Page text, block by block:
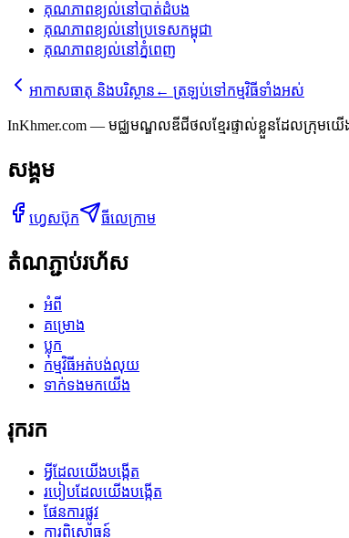
គុណភាពខ្យល់នៅបាត់ដំបង
គុណភាពខ្យល់នៅប្រទេសកម្ពុជា
គុណភាពខ្យល់នៅភ្នំពេញ
អាកាសធាតុ និងបរិស្ថាន ← ត្រឡប់ទៅកម្មវិធីទាំងអស់
InKhmer.com — មជ្ឈមណ្ឌលឌីជីថលខ្មែរផ្ទាល់ខ្លួនដែលក្រុមយើ
សង្គម
ហ្វេសប៊ុក ធីលេក្រាម
តំណភ្ជាប់រហ័ស
អំពី
គម្រោង
ប្លុក
កម្មវិធីអត់បង់លុយ
ទាក់ទងមកយើង
រុករក
អ្វីដែលយើងបង្កើត
របៀបដែលយើងបង្កើត
ផែនការផ្លូវ
ការពិសោធន៍